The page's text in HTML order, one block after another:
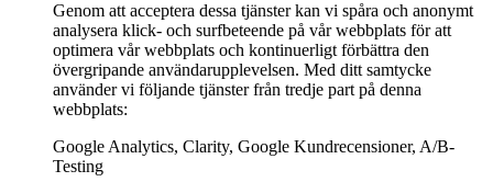
Genom att acceptera dessa tjänster kan vi spåra och anonymt
analysera klick- och surfbeteende på vår webbplats för att
optimera vår webbplats och kontinuerligt förbättra den
övergripande användarupplevelsen. Med ditt samtycke
använder vi följande tjänster från tredje part på denna
webbplats:
Google Analytics, Clarity, Google Kundrecensioner, A/B-
Testing